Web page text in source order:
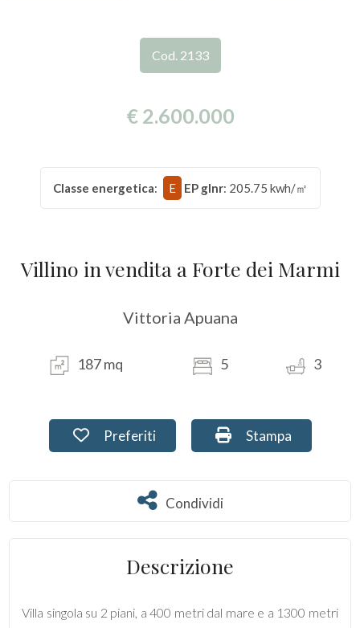
Cod. 2133
€ 2.600.000
Classe energetica: E EP glnr: 205.75 kwh/㎡
Villino in vendita a Forte dei Marmi
Vittoria Apuana
187 mq 5 3
Preferiti: Cod. 2133
Preferiti Stampa: Cod. 2133
Stampa
Condividi
Condividi
Descrizione
Villa singola su 2 piani, a 400 metri dal mare e a 1300 metri
Qualsiasi
Commerciali